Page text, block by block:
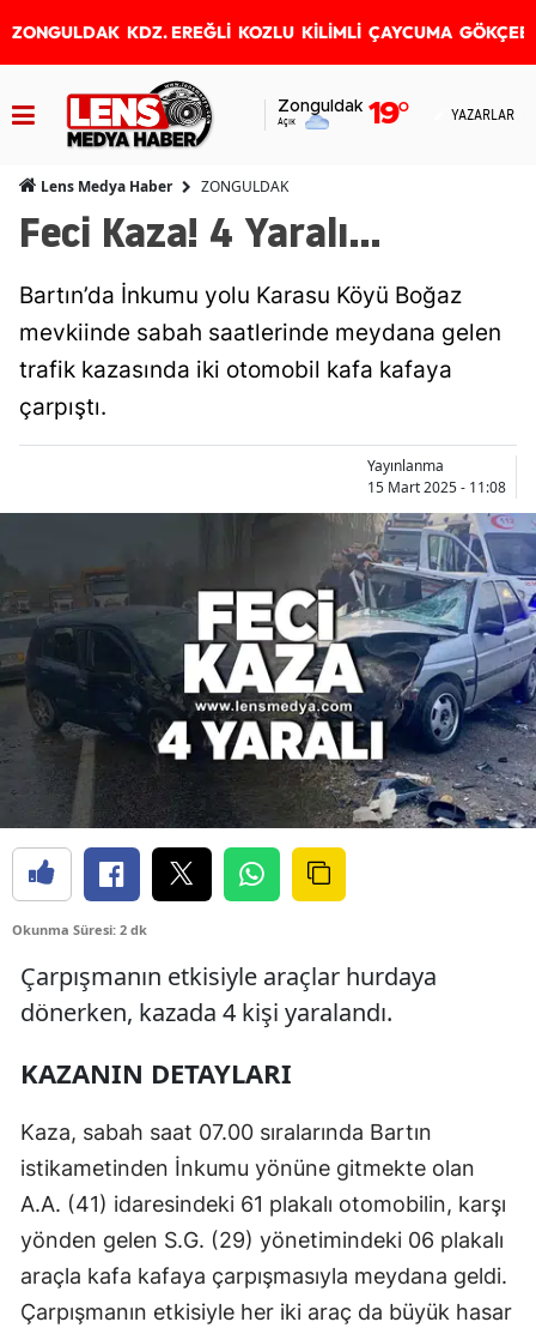
ZONGULDAK KDZ. EREĞLİ KOZLU KİLİMLİ ÇAYCUMA
Zonguldak
Açık 19° YAZARLAR
Lens Medya Haber ZONGULDAK
Feci Kaza! 4 Yaralı...
Bartın’da İnkumu yolu Karasu Köyü Boğaz
mevkiinde sabah saatlerinde meydana gelen
trafik kazasında iki otomobil kafa kafaya
çarpıştı.
Yayınlanma
15 Mart 2025 - 11:08
Okunma Süresi: 2 dk
Çarpışmanın etkisiyle araçlar hurdaya
dönerken, kazada 4 kişi yaralandı.
KAZANIN DETAYLARI
Kaza, sabah saat 07.00 sıralarında Bartın
istikametinden İnkumu yönüne gitmekte olan
A.A. (41) idaresindeki 61 plakalı otomobilin, karşı
yönden gelen S.G. (29) yönetimindeki 06 plakalı
araçla kafa kafaya çarpışmasıyla meydana geldi.
Çarpışmanın etkisiyle her iki araç da büyük hasar